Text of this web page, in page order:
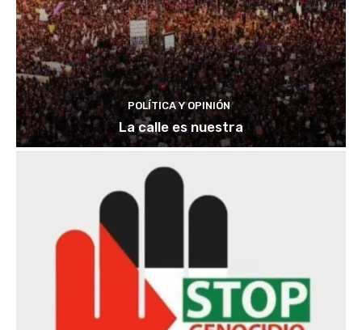
POLÍTICA Y OPINIÓN
La calle es nuestra